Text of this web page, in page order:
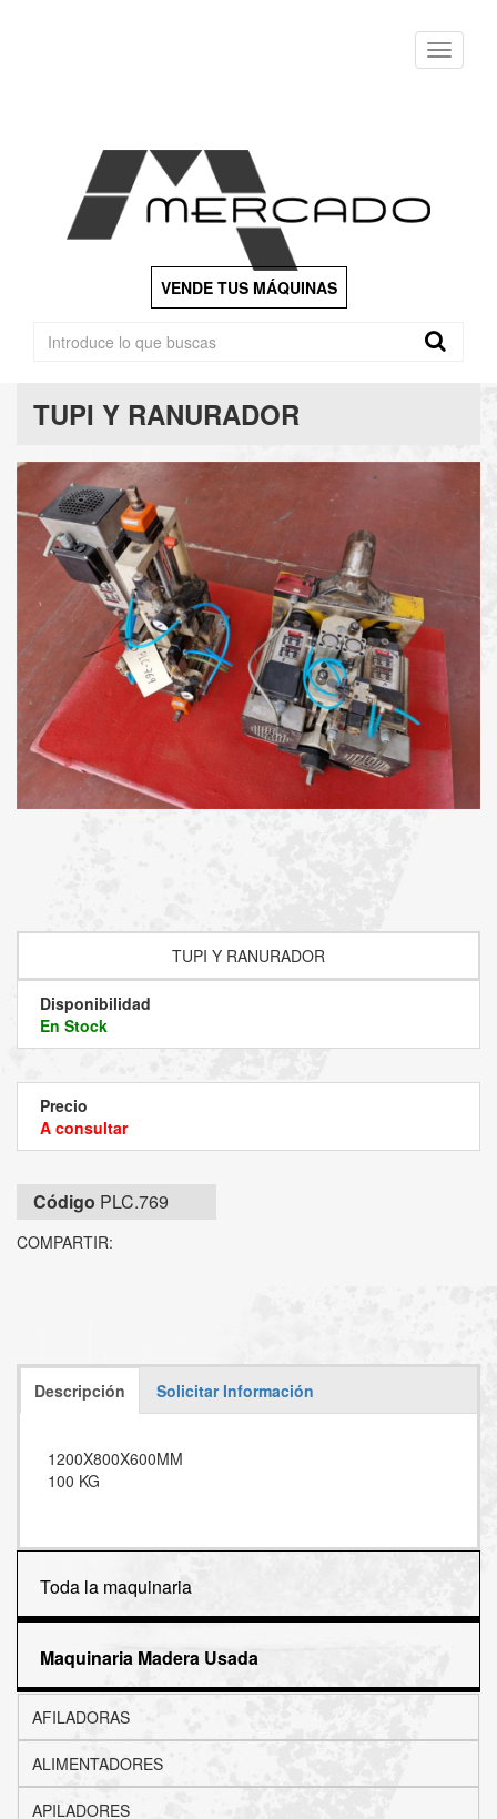
Menu
VENDE TUS MÁQUINAS
TUPI Y RANURADOR
TUPI Y RANURADOR
Disponibilidad
En Stock
Precio
A consultar
Código PLC.769
COMPARTIR:
Descripción Solicitar Información
1200X800X600MM
100 KG
Toda la maquinaria
Maquinaria Madera Usada
AFILADORAS
ALIMENTADORES
APILADORES